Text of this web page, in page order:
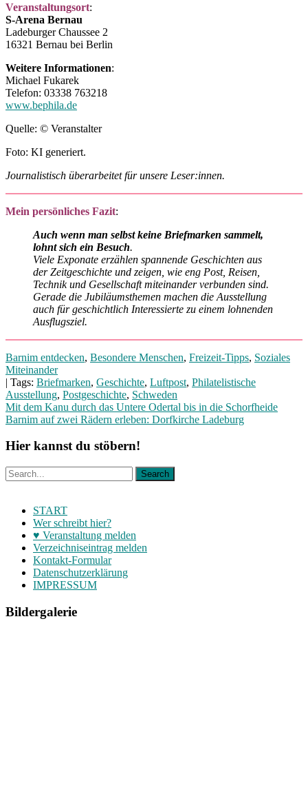
Veranstaltungsort:
S-Arena Bernau
Ladeburger Chaussee 2
16321 Bernau bei Berlin
Weitere Informationen:
Michael Fukarek
Telefon: 03338 763218
www.bephila.de
Quelle: © Veranstalter
Foto: KI generiert.
Journalistisch überarbeitet für unsere Leser:innen.
Mein persönliches Fazit:
Auch wenn man selbst keine Briefmarken sammelt,
lohnt sich ein Besuch.
Viele Exponate erzählen spannende Geschichten aus
der Zeitgeschichte und zeigen, wie eng Post, Reisen,
Technik und Gesellschaft miteinander verbunden sind.
Gerade die Jubiläumsthemen machen die Ausstellung
auch für geschichtlich Interessierte zu einem lohnenden
Ausflugsziel.
Barnim entdecken, Besondere Menschen, Freizeit-Tipps, Soziales
Miteinander
| Tags: Briefmarken, Geschichte, Luftpost, Philatelistische
Ausstellung, Postgeschichte, Schweden
Beitragsnavigation
Mit dem Kanu durch das Untere Odertal bis in die Schorfheide
Barnim auf zwei Rädern erleben: Dorfkirche Ladeburg
Hier kannst du stöbern!
START
Wer schreibt hier?
♥ Veranstaltung melden
Verzeichniseintrag melden
Kontakt-Formular
Datenschutzerklärung
IMPRESSUM
Bildergalerie